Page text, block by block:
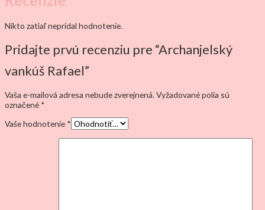
Nikto zatiaľ nepridal hodnotenie.
Pridajte prvú recenziu pre “Archanjelský
vankúš Rafael”
Vaša e-mailová adresa nebude zverejnená. Vyžadované polia sú
označené *
Vaše hodnotenie *